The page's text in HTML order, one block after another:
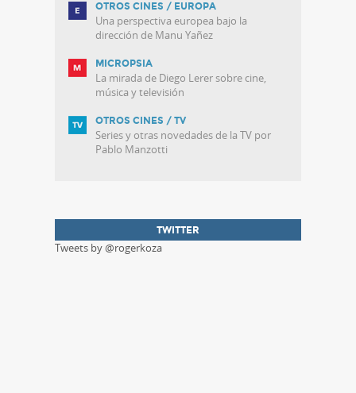
OTROS CINES / EUROPA
Una perspectiva europea bajo la
dirección de Manu Yañez
MICROPSIA
La mirada de Diego Lerer sobre cine,
música y televisión
OTROS CINES / TV
Series y otras novedades de la TV por
Pablo Manzotti
TWITTER
Tweets by @rogerkoza